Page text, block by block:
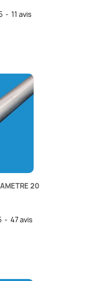
- 11 avis
20
- 47avis